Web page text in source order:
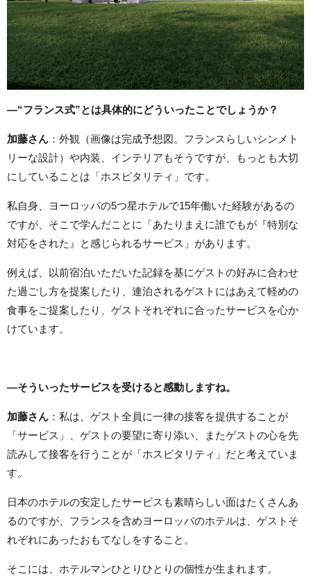
―“フランス式”とは具体的にどういったことでしょうか？
加藤さん ：外観（画像は完成予想図。フランスらしいシンメト
リーな設計）や内装、インテリアもそうですが、もっとも大切
にしていることは「ホスピタリティ」です。
私自身、ヨーロッパの5つ星ホテルで15年働いた経験があるの
ですが、そこで学んだことに「あたりまえに誰でもが『特別な
対応をされた』と感じられるサービス」があります。
例えば、以前宿泊いただいた記録を基にゲストの好みに合わせ
た過ごし方を提案したり、連泊されるゲストにはあえて軽めの
食事をご提案したり、ゲストそれぞれに合ったサービスを心か
けています。
―そういったサービスを受けると感動しますね。
加藤さん ：私は、ゲスト全員に一律の接客を提供することが
「サービス」、ゲストの要望に寄り添い、またゲストの心を先
読みして接客を行うことが「ホスピタリティ」だと考えていま
す。
日本のホテルの安定したサービスも素晴らしい面はたくさんあ
るのですが、フランスを含めヨーロッパのホテルは、ゲストそ
れぞれにあったおもてなしをすること。
そこには、ホテルマンひとりひとりの個性が生まれます。